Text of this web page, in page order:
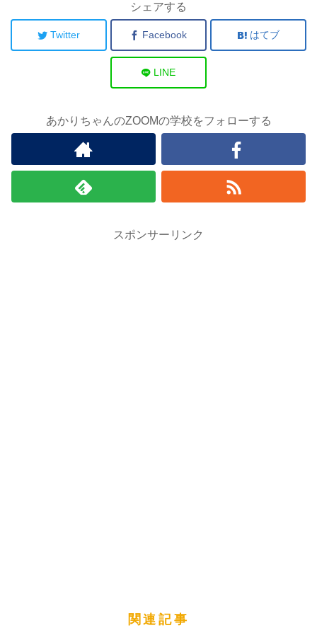
シェアする
Twitter Facebook はてブ
LINE
あかりちゃんのZOOMの学校をフォローする
スポンサーリンク
関連記事